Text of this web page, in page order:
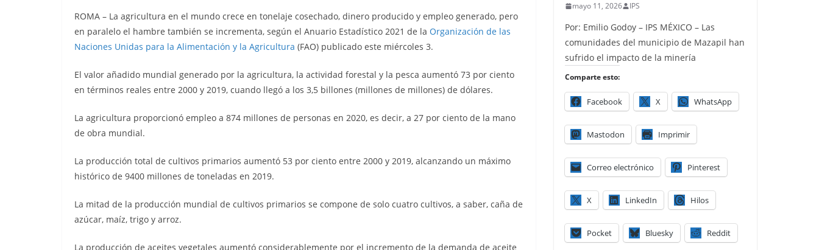
ROMA – La agricultura en el mundo crece en tonelaje cosechado, dinero producido y empleo generado, pero
en paralelo el hambre también se incrementa, según el Anuario Estadístico 2021 de la Organización de las
Naciones Unidas para la Alimentación y la Agricultura (FAO) publicado este miércoles 3.
El valor añadido mundial generado por la agricultura, la actividad forestal y la pesca aumentó 73 por ciento
en términos reales entre 2000 y 2019, cuando llegó a los 3,5 billones (millones de millones) de dólares.
La agricultura proporcionó empleo a 874 millones de personas en 2020, es decir, a 27 por ciento de la mano
de obra mundial.
La producción total de cultivos primarios aumentó 53 por ciento entre 2000 y 2019, alcanzando un máximo
histórico de 9400 millones de toneladas en 2019.
La mitad de la producción mundial de cultivos primarios se compone de solo cuatro cultivos, a saber, caña de
azúcar, maíz, trigo y arroz.
La producción de aceites vegetales aumentó considerablemente por el incremento de la demanda de aceite
mayo 11, 2026 IPS
Por: Emilio Godoy – IPS MÉXICO – Las
comunidades del municipio de Mazapil han
sufrido el impacto de la minería
Comparte esto:
Facebook X WhatsApp
Mastodon Imprimir
Correo electrónico Pinterest
X LinkedIn Hilos
Pocket Bluesky Reddit